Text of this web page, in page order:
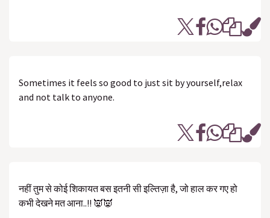
Sometimes it feels so good to just sit by yourself,relax
and not talk to anyone.
नहीं तुम से कोई शिकायत बस इतनी सी इल्तिज़ा है, जो हाल कर गए हो
कभी देखने मत आना..!! 👿👿